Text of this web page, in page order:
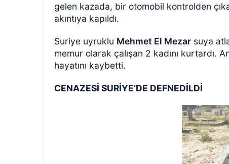
gelen kazada, bir otomobil kontrolden
akıntıya kapıldı.
Suriye uyruklu Mehmet El Mezar suya
memur olarak çalışan 2 kadını kurtardı.
hayatını kaybetti.
CENAZESİ SURİYE’DE DEFNEDİLDİ